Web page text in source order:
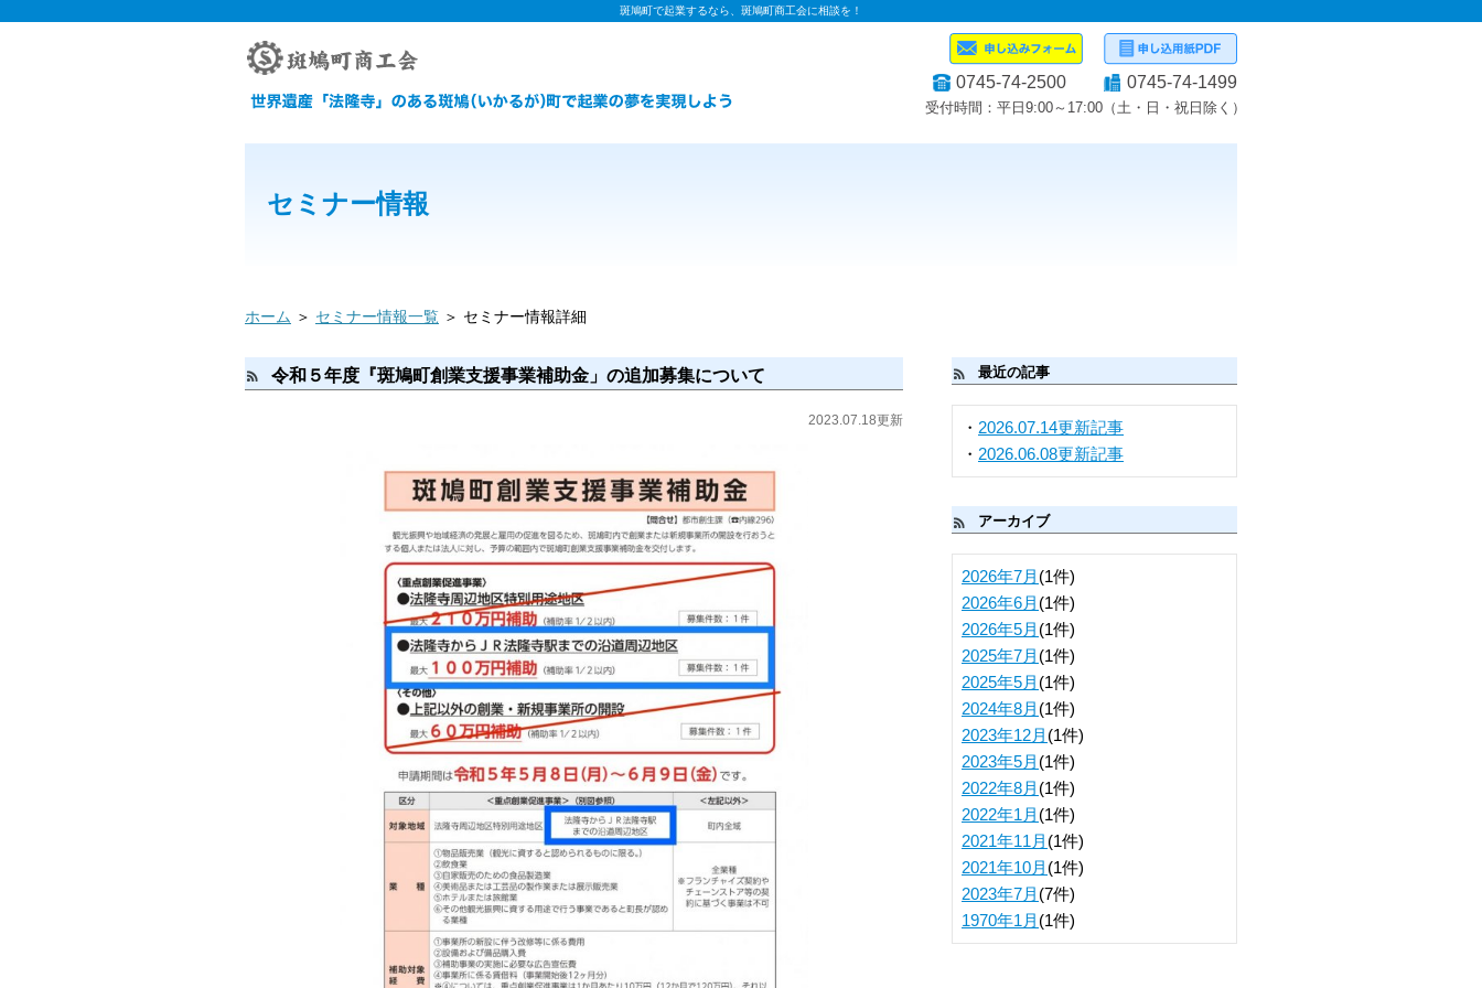
斑鳩町で起業するなら、斑鳩町商工会に相談を！
0745-74-2500 0745-74-1499
受付時間：平日9:00～17:00（土・日・祝日除く）
セミナー情報
ホーム ＞ セミナー情報一覧 ＞ セミナー情報詳細
令和５年度『斑鳩町創業支援事業補助金」の追加募集について
2023.07.18更新
最近の記事
・ 2026.07.14更新記事
・ 2026.06.08更新記事
アーカイブ
2026年7月 (1件)
2026年6月 (1件)
2026年5月 (1件)
2025年7月 (1件)
2025年5月 (1件)
2024年8月 (1件)
2023年12月 (1件)
2023年5月 (1件)
2022年8月 (1件)
2022年1月 (1件)
2021年11月 (1件)
2021年10月 (1件)
2023年7月 (7件)
1970年1月 (1件)